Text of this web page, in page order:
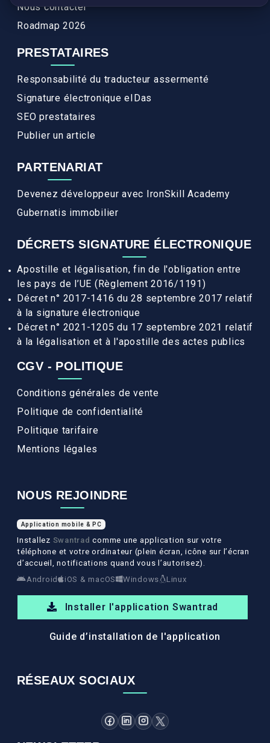
Nous contacter
Roadmap 2026
PRESTATAIRES
Responsabilité du traducteur assermenté
Signature électronique eIDas
SEO prestataires
Publier un article
PARTENARIAT
Devenez développeur avec IronSkill Academy
Gubernatis immobilier
DÉCRETS SIGNATURE ÉLECTRONIQUE
Apostille et légalisation, fin de l'obligation entre
les pays de l’UE (Règlement 2016/1191)
Décret n° 2017-1416 du 28 septembre 2017 relatif
à la signature électronique
Décret n° 2021-1205 du 17 septembre 2021 relatif
à la légalisation et à l'apostille des actes publics
CGV - POLITIQUE
Conditions générales de vente
Politique de confidentialité
Politique tarifaire
Mentions légales
NOUS REJOINDRE
Application mobile & PC
Installez Swantrad comme une application sur votre
téléphone et votre ordinateur (plein écran, icône sur l’écran
d’accueil, notifications quand vous l’autorisez).
Android
iOS & macOS Windows Linux
Installer l'application Swantrad
Guide d’installation de l'application
RÉSEAUX SOCIAUX